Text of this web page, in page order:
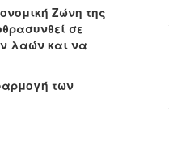
Ζώνη της
σε
λαών και να
των